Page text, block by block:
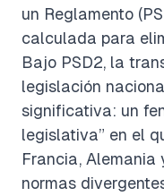
un Reglamento
calculada para
Bajo PSD2, la
legislación
significativa: un
legislativa” en el
Francia, Alemania
normas